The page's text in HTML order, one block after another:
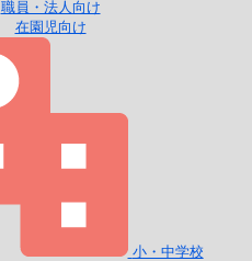
職員・法人向け
在園児向け
小・中学校